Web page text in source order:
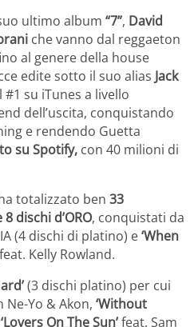
ultimo album “7”, David
che vanno dal reggaeton
al genere della house
edite sotto il suo alias Jack
#1 su iTunes a livello
dell’uscita, conquistando
e rendendo Guetta
su Spotify, con 40 milioni di
totalizzato ben 33
dischi d’ORO, conquistati da
(4 dischi di platino) e‘When
Kelly Rowland.
(3 dischi platino) per cui
Yo & Akon, ‘Without
‘Lovers On The Sun’feat. Sam